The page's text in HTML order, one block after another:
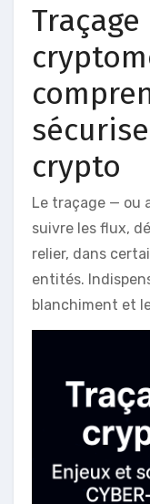
Traçage
crypto
Le traçage — ou
suivre les flux,
relier, dans
entités.
blanchiment et